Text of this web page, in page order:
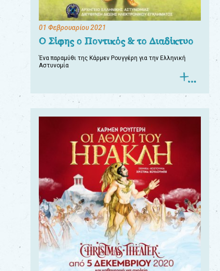
01 Φεβρουαρίου 2021
Ο Σίφης ο Ποντικός & το Διαδίκτυο
Ένα παραμύθι της Κάρμεν Ρουγγέρη για την Ελληνική
Αστυνομία